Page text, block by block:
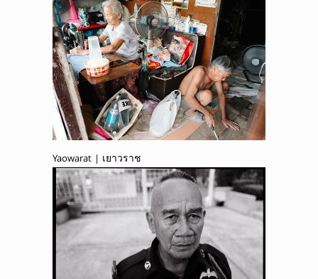
Yaowarat | เยาวราช